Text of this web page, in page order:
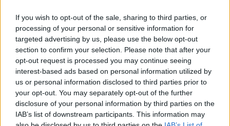
If you wish to opt-out of the sale, sharing to third parties, or
processing of your personal or sensitive information for
targeted advertising by us, please use the below opt-out
section to confirm your selection. Please note that after your
opt-out request is processed you may continue seeing
interest-based ads based on personal information utilized by
us or personal information disclosed to third parties prior to
your opt-out. You may separately opt-out of the further
disclosure of your personal information by third parties on the
IAB’s list of downstream participants. This information may
Responder
tiptronic
Publicado30 de Mayo del 2004
hola, yo al mio le puse HyR con la suspension deportiva ed extra,
y la verdad es que me ha bajado demasiado pero bueno.. aunque